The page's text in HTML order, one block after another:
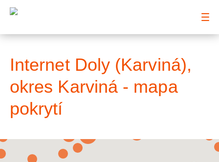
Internet Doly (Karviná),
okres Karviná - mapa
pokrytí
: Mapa pokrytí město